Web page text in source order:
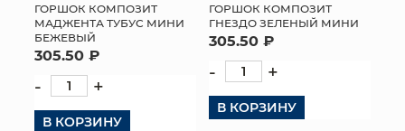
ТОРГОВЫЙ ЦЕНТР
ОПТОВЫМ КЛИЕНТАМ
ДОСТАВКА И ОПЛАТА
ГОРШОК КОМПОЗИТ
МАДЖЕНТА ТУБУС МИНИ
БЕЖЕВЫЙ
305.50 ₽
- +
В КОРЗИНУ
ГОРШОК КОМПОЗИТ
ГНЕЗДО ЗЕЛЕНЫЙ МИНИ
305.50 ₽
- +
В КОРЗИНУ